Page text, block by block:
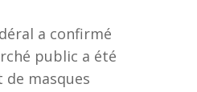
a confirmé
public a été
masques